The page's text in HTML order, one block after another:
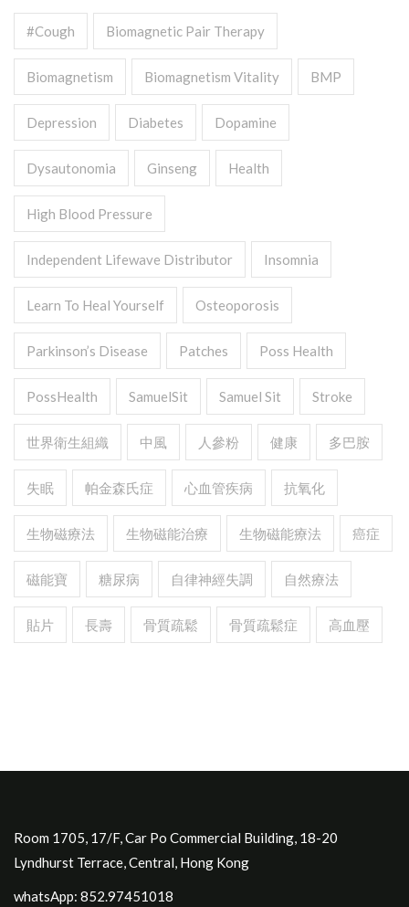
#cough Biomagnetic Pair Therapy
Biomagnetism Biomagnetism Vitality BMP
Depression Diabetes Dopamine
Dysautonomia Ginseng Health
High Blood Pressure
Independent Lifewave Distributor Insomnia
Learn To Heal Yourself Osteoporosis
Parkinson’s Disease Patches Poss Health
PossHealth SamuelSit Samuel Sit Stroke
世界衛生組織 中風 人參粉 健康 多巴胺
失眠 帕金森氏症 心血管疾病 抗氧化
生物磁療法 生物磁能治療 生物磁能療法 癌症
磁能寶 糖尿病 自律神經失調 自然療法
貼片 長壽 骨質疏鬆 骨質疏鬆症 高血壓
Room 1705, 17/F, Car Po Commercial Building, 18-20
Lyndhurst Terrace, Central, Hong Kong
whatsApp: 852.97451018